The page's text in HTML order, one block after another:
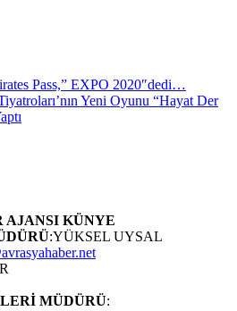
Pass,” EXPO 2020″dedi…
Yeni Oyunu “Hayat Der
AJANSI KÜNYE
:YÜKSEL UYSAL
MÜDÜRÜ: